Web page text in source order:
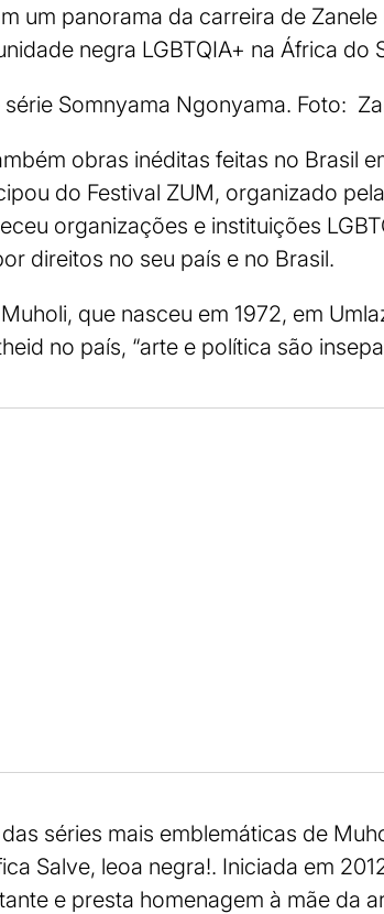
um panorama da carreira de
negra LGBTQIA+ na África do
série Somnyama Ngonyama. Foto:
obras inéditas feitas no Brasil
do Festival ZUM, organizado
organizações e instituições
direitos no seu país e no Brasil.
que nasceu em 1972, em
no país, “arte e política são
séries mais emblemáticas de
Salve, leoa negra!. Iniciada em
e presta homenagem à mãe da